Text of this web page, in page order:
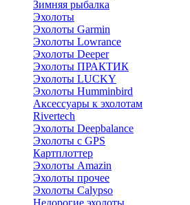
Зимняя рыбалка
Эхолоты
Эхолоты Garmin
Эхолоты Lowrance
Эхолоты Deeper
Эхолоты ПРАКТИК
Эхолоты LUCKY
Эхолоты Humminbird
Аксессуары к эхолотам
Rivertech
Эхолоты Deepbalance
Эхолоты с GPS
Картплоттер
Эхолоты Amazin
Эхолоты прочее
Эхолоты Calypso
Недорогие эхолоты